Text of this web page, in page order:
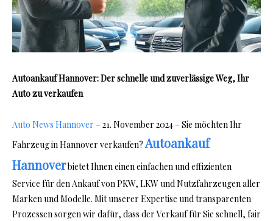
Autoankauf Hannover: Der schnelle und zuverlässige Weg, Ihr
Auto zu verkaufen
Auto News Hannover – 21. November 2024 – Sie möchten Ihr
Fahrzeug in Hannover verkaufen?Autoankauf
Hannoverbietet Ihnen einen einfachen und effizienten
Service für den Ankauf von PKW, LKW und Nutzfahrzeugen aller
Marken und Modelle. Mit unserer Expertise und transparenten
Prozessen sorgen wir dafür, dass der Verkauf für Sie schnell, fair